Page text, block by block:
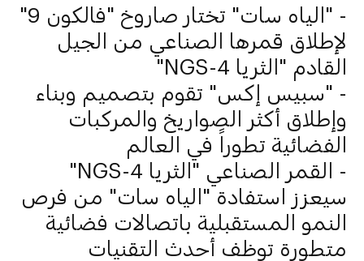
- "الياه سات" تختار صاروخ "فالكون 9"
لإطلاق قمرها الصناعي من الجيل
القادم "الثريا 4-NGS"
- "سبيس إكس" تقوم بتصميم وبناء
وإطلاق أكثر الصواريخ والمركبات
الفضائية تطوراً في العالم
- القمر الصناعي "الثريا 4-NGS"
سيعزز استفادة "الياه سات" من فرص
النمو المستقبلية باتصالات فضائية
متطورة توظف أحدث التقنيات